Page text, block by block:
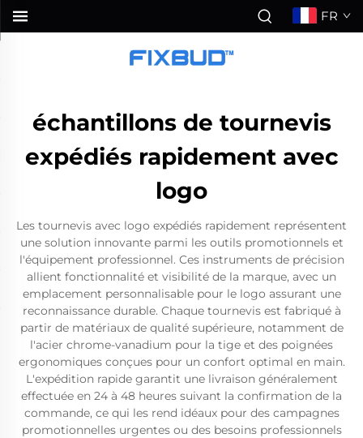
FR
échantillons de tournevis
expédiés rapidement avec
logo
Les tournevis avec logo expédiés rapidement représentent
une solution innovante parmi les outils promotionnels et
l'équipement professionnel. Ces instruments de précision
allient fonctionnalité et visibilité de la marque, avec un
emplacement personnalisable pour le logo assurant une
reconnaissance durable. Chaque tournevis est fabriqué à
partir de matériaux de qualité supérieure, notamment de
l'acier chrome-vanadium pour la tige et des poignées
ergonomiques conçues pour un confort optimal en main.
L'expédition rapide garantit une livraison généralement
effectuée en 24 à 48 heures suivant la confirmation de la
commande, ce qui les rend idéaux pour des campagnes
promotionnelles urgentes ou des besoins professionnels